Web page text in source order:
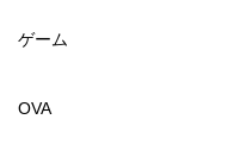
ゲーム
OVA